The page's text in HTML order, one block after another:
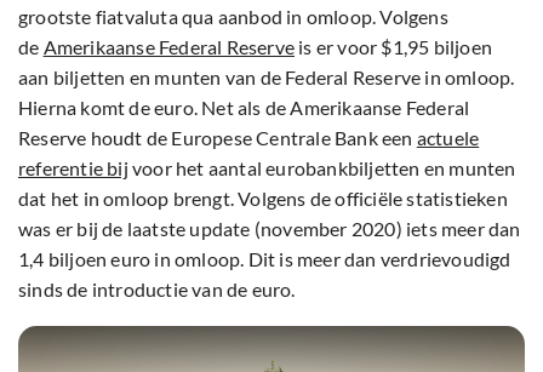
grootste fiatvaluta qua aanbod in omloop. Volgens
de Amerikaanse Federal Reserve is er voor $1,95 biljoen
aan biljetten en munten van de Federal Reserve in omloop.
Hierna komt de euro. Net als de Amerikaanse Federal
Reserve houdt de Europese Centrale Bank een actuele
referentie bij voor het aantal eurobankbiljetten en munten
dat het in omloop brengt. Volgens de officiële statistieken
was er bij de laatste update (november 2020) iets meer dan
1,4 biljoen euro in omloop. Dit is meer dan verdrievoudigd
sinds de introductie van de euro.